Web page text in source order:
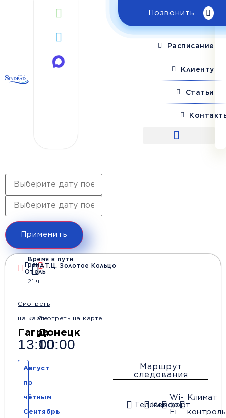
Позвонить
Расписание
Клиенту
Статьи
Применить
Гранд
Отель
Смотреть
на карте
Гагра
13:00
Время в пути
21 ч.
Т.Ц. Золотое Кольцо
Смотреть на карте
Донецк
10:00
Август
по
чётным
Сентябрь
Телевизор
Комфорт
Wi-
Fi
Климат
контроль
Маршрут
следования